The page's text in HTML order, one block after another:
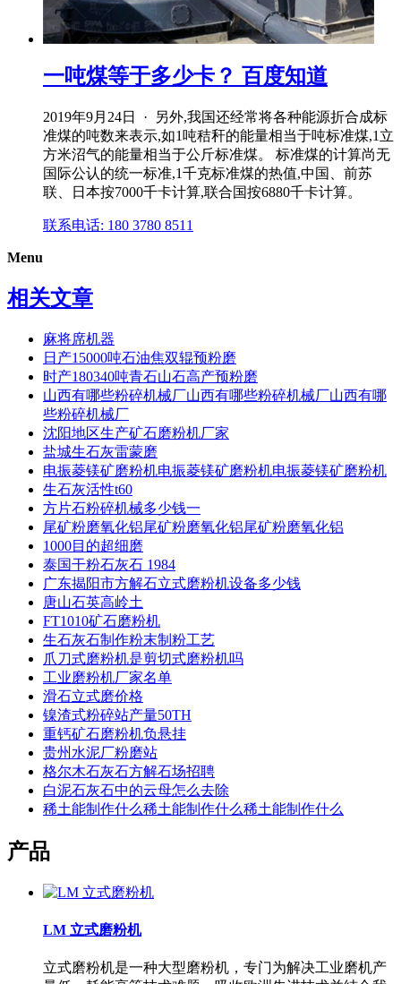
一吨煤等于多少卡？ 百度知道
2019年9月24日 · 另外,我国还经常将各种能源折合成标
准煤的吨数来表示,如1吨秸秆的能量相当于吨标准煤,1立
方米沼气的能量相当于公斤标准煤。 标准煤的计算尚无
国际公认的统一标准,1千克标准煤的热值,中国、前苏
联、日本按7000千卡计算,联合国按6880千卡计算。
联系电话: 180 3780 8511
Menu
相关文章
麻将席机器
日产15000吨石油焦双辊预粉磨
时产180340吨青石山石高产预粉磨
山西有哪些粉碎机械厂山西有哪些粉碎机械厂山西有哪
些粉碎机械厂
沈阳地区生产矿石磨粉机厂家
盐城生石灰雷蒙磨
电振菱镁矿磨粉机电振菱镁矿磨粉机电振菱镁矿磨粉机
生石灰活性t60
方片石粉碎机械多少钱一
尾矿粉磨氧化铝尾矿粉磨氧化铝尾矿粉磨氧化铝
1000目的超细磨
泰国干粉石灰石 1984
广东揭阳市方解石立式磨粉机设备多少钱
唐山石英高岭土
FT1010矿石磨粉机
生石灰石制作粉末制粉工艺
爪刀式磨粉机是剪切式磨粉机吗
工业磨粉机厂家名单
滑石立式磨价格
镍渣式粉碎站产量50TH
重钙矿石磨粉机负悬挂
贵州水泥厂粉磨站
格尔木石灰石方解石场招聘
白泥石灰石中的云母怎么去除
稀土能制作什么稀土能制作什么稀土能制作什么
产品
LM 立式磨粉机
立式磨粉机是一种大型磨粉机，专门为解决工业磨机产